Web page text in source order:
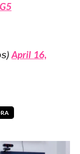
April 16,